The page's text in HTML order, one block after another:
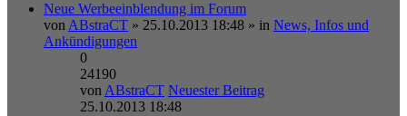
Neue Werbeeinblendung im Forum
vonABstraCT » 25.10.2013 18:48 » in News, Infos und
Ankündigungen
0
24190
vonABstraCT Neuester Beitrag
25.10.2013 18:48